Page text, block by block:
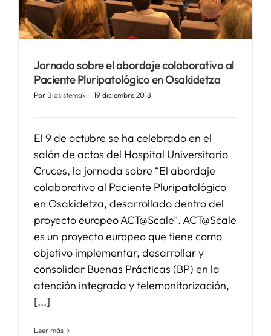
SERVICIOS
APOYO I+D+I
Jornada sobre el abordaje colaborativo al
Paciente Pluripatológico en Osakidetza
Por Biosistemak | 19 diciembre 2018
El 9 de octubre se ha celebrado en el
salón de actos del Hospital Universitario
Cruces, la jornada sobre “El abordaje
colaborativo al Paciente Pluripatológico
en Osakidetza, desarrollado dentro del
proyecto europeo ACT@Scale”. ACT@Scale
es un proyecto europeo que tiene como
objetivo implementar, desarrollar y
consolidar Buenas Prácticas (BP) en la
atención integrada y telemonitorización,
[...]
Leer más